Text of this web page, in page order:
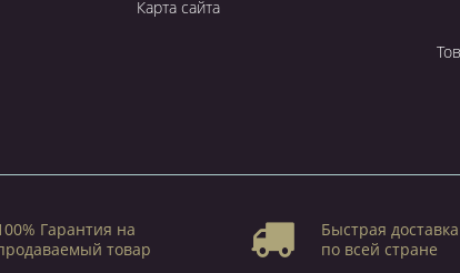
Карта сайта
Гарантия на
товар
Быстрая доставка
по всей стране